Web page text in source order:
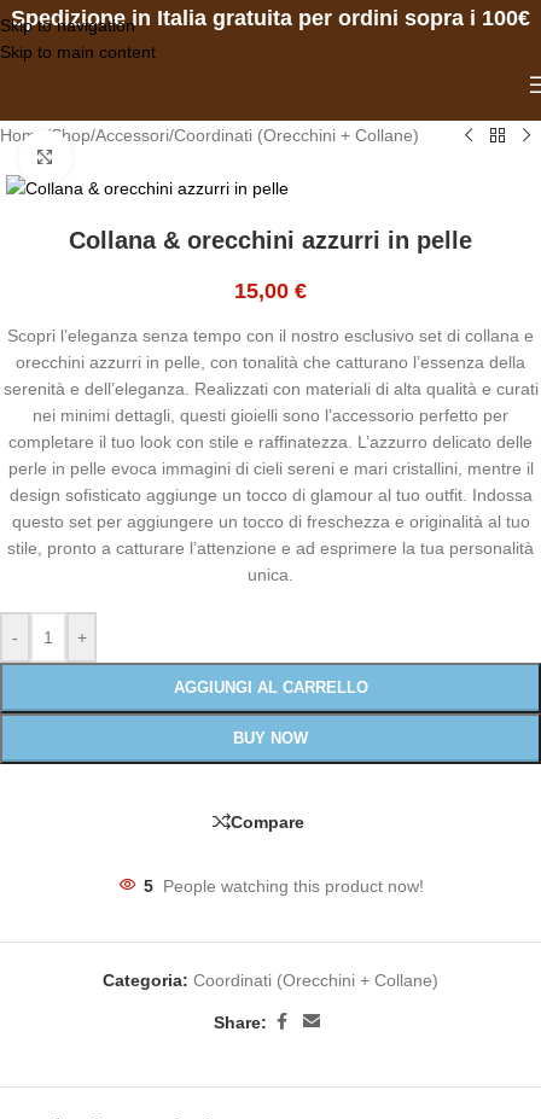
Skip to navigation
Skip to main content
Spedizione in Italia gratuita per ordini sopra i 100€
Home /Shop/Accessori/Coordinati (Orecchini + Collane)
Collana & orecchini azzurri in pelle
15,00 €
Scopri l’eleganza senza tempo con il nostro esclusivo set di collana e
orecchini azzurri in pelle, con tonalità che catturano l’essenza della
serenità e dell’eleganza. Realizzati con materiali di alta qualità e curati
nei minimi dettagli, questi gioielli sono l’accessorio perfetto per
completare il tuo look con stile e raffinatezza. L’azzurro delicato delle
perle in pelle evoca immagini di cieli sereni e mari cristallini, mentre il
design sofisticato aggiunge un tocco di glamour al tuo outfit. Indossa
questo set per aggiungere un tocco di freschezza e originalità al tuo
stile, pronto a catturare l’attenzione e ad esprimere la tua personalità
unica.
- +
AGGIUNGI AL CARRELLO
BUY NOW
Compare
5 People watching this product now!
Categoria: Coordinati (Orecchini + Collane)
Share: